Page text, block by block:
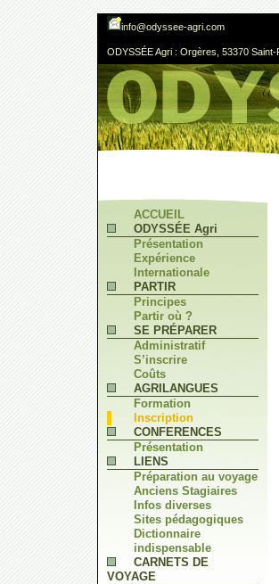
info@odyssee-agri.com
ODYSSÉE Agri : Orgères, 53370
ACCUEIL
ODYSSÉE Agri
Présentation
Expérience
Internationale
PARTIR
Principes
Partir où ?
SE PRÉPARER
Administratif
S’inscrire
Coûts
AGRILANGUES
Formation
Inscription
CONFERENCES
Présentation
LIENS
Préparation au voyage
Anciens Stagiaires
Infos diverses
Sites pédagogiques
Dictionnaire
indispensable
CARNETS DE
VOYAGE